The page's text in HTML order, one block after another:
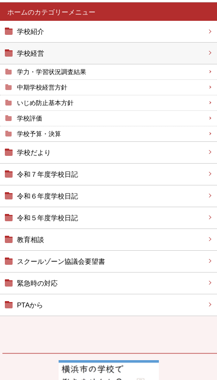
ホーム
学校紹介
学校経営
学力・学習状況調査結果
中期学校経営方針
いじめ防止基本方針
学校評価
学校予算・決算
学校だより
令和７年度学校日記
令和６年度学校日記
令和５年度学校日記
教育相談
スクールゾーン協議会要望書
緊急時の対応
PTAから